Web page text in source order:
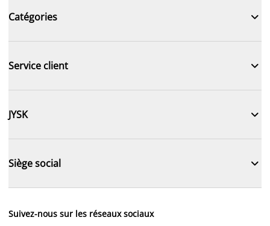
Catégories 
Service client 
JYSK 
Siège social 
Suivez-nous sur les réseaux sociaux